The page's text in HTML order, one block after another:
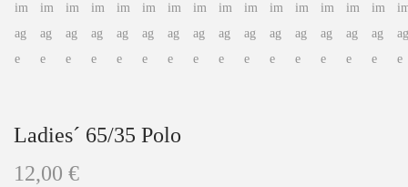
Ladies´ 65/35 Polo
12,00 €